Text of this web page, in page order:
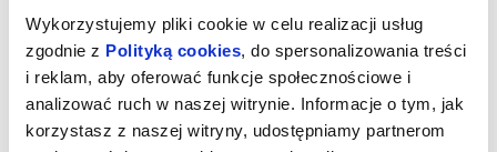
Wykorzystujemy pliki cookie w celu realizacji usług
zgodnie z Polityką cookies, do spersonalizowania treści
i reklam, aby oferować funkcje społecznościowe i
analizować ruch w naszej witrynie. Informacje o tym, jak
korzystasz z naszej witryny, udostępniamy partnerom